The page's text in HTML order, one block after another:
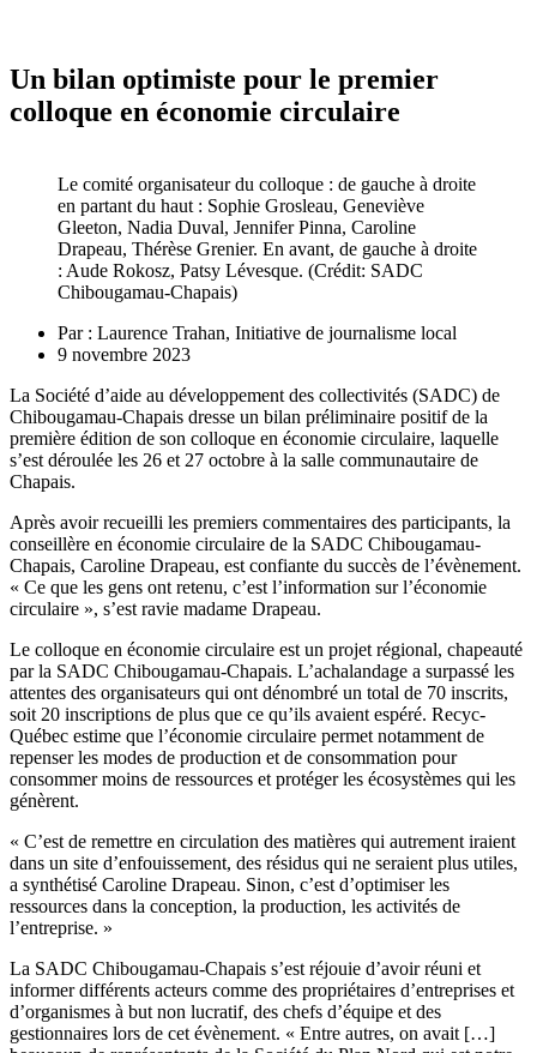
Un bilan optimiste pour le premier
colloque en économie circulaire
Le comité organisateur du colloque : de gauche à droite
en partant du haut : Sophie Grosleau, Geneviève
Gleeton, Nadia Duval, Jennifer Pinna, Caroline
Drapeau, Thérèse Grenier. En avant, de gauche à droite
: Aude Rokosz, Patsy Lévesque. (Crédit: SADC
Chibougamau-Chapais)
Par : Laurence Trahan, Initiative de journalisme local
9 novembre 2023
La Société d’aide au développement des collectivités (SADC) de
Chibougamau-Chapais dresse un bilan préliminaire positif de la
première édition de son colloque en économie circulaire, laquelle
s’est déroulée les 26 et 27 octobre à la salle communautaire de
Chapais.
Après avoir recueilli les premiers commentaires des participants, la
conseillère en économie circulaire de la SADC Chibougamau-
Chapais, Caroline Drapeau, est confiante du succès de l’évènement.
« Ce que les gens ont retenu, c’est l’information sur l’économie
circulaire », s’est ravie madame Drapeau.
Le colloque en économie circulaire est un projet régional, chapeauté
par la SADC Chibougamau-Chapais. L’achalandage a surpassé les
attentes des organisateurs qui ont dénombré un total de 70 inscrits,
soit 20 inscriptions de plus que ce qu’ils avaient espéré. Recyc-
Québec estime que l’économie circulaire permet notamment de
repenser les modes de production et de consommation pour
consommer moins de ressources et protéger les écosystèmes qui les
génèrent.
« C’est de remettre en circulation des matières qui autrement iraient
dans un site d’enfouissement, des résidus qui ne seraient plus utiles,
a synthétisé Caroline Drapeau. Sinon, c’est d’optimiser les
ressources dans la conception, la production, les activités de
l’entreprise. »
La SADC Chibougamau-Chapais s’est réjouie d’avoir réuni et
informer différents acteurs comme des propriétaires d’entreprises et
d’organismes à but non lucratif, des chefs d’équipe et des
gestionnaires lors de cet évènement. « Entre autres, on avait […]